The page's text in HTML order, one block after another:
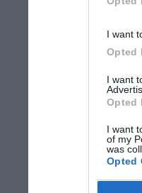
I want
Opted
I want
Opted
I want
of my
was
Opted